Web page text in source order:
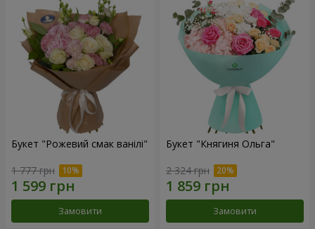
Букет "Рожевий смак ванілі"
1 777 грн
Замовити
Букет "Княгиня Ольга"
2 324 грн
Замовити